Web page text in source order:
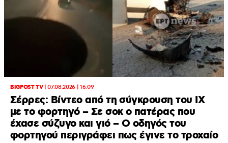
BIGPOST TV|07.08.2026 | 16:09
Σέρρες: Βίντεο από τη σύγκρουση του ΙΧ
με το φορτηγό – Σε σοκ ο πατέρας που
έχασε σύζυγο και γιό – Ο οδηγός του
φορτηγού περιγράφει πως έγινε το τροχαίο